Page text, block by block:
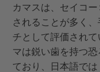
カマスは、セイコ
されることが多く
チとして評価され
マは鋭い歯を持つ
ており、日本語では